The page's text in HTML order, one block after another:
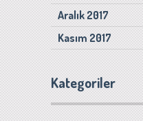
Aralık 2017
Kasım 2017
Kategoriler